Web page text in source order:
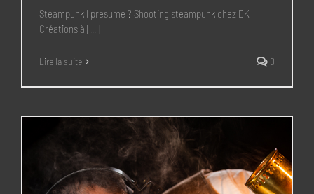
Steampunk I presume ? Shooting steampunk chez DK
Créations à [...]
Lire la suite 0